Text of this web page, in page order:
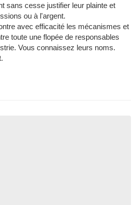
sans cesse justifier leur plainte et
ou à l'argent.
avec efficacité les mécanismes et
toute une flopée de responsables
Vous connaissez leurs noms.